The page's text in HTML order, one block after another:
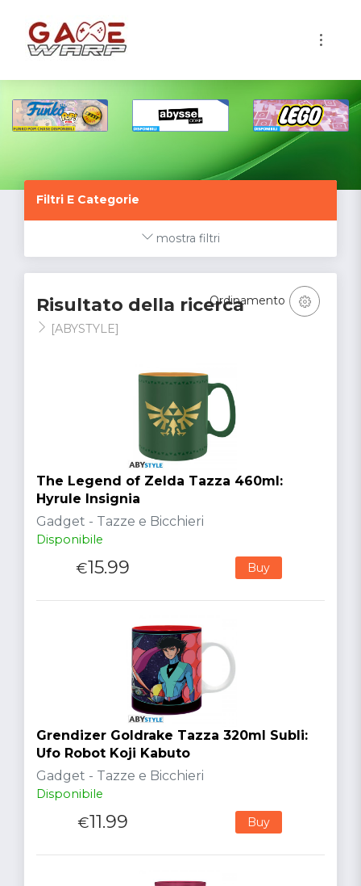
Filtri E Categorie
mostra filtri
Risultato della ricerca
[ABYSTYLE]
Ordinamento
The Legend of Zelda Tazza 460ml:
Hyrule Insignia
Gadget - Tazze e Bicchieri
Disponibile
€15.99 Buy
Grendizer Goldrake Tazza 320ml Subli:
Ufo Robot Koji Kabuto
Gadget - Tazze e Bicchieri
Disponibile
€11.99 Buy